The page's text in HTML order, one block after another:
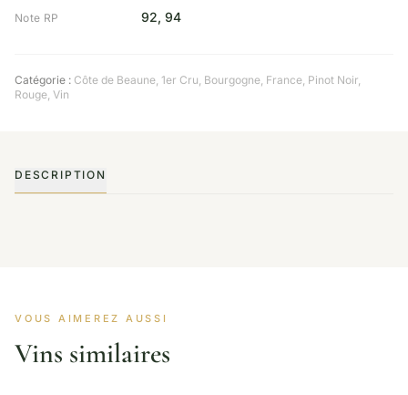
Note RP 92, 94
Catégorie : Côte de Beaune, 1er Cru, Bourgogne, France, Pinot Noir,
Rouge, Vin
DESCRIPTION
VOUS AIMEREZ AUSSI
Vins similaires